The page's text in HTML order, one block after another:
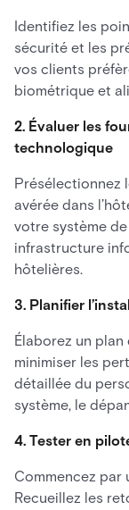
Identifiez les
sécurité et les
vos clients
biométrique et
2. Évaluer les
technologique
Présélectionnez
avérée dans
votre système
infrastructure
hôtelières.
3. Planifier
Élaborez un
minimiser les
détaillée du
système, le
4. Tester en
Commencez par
Recueillez les